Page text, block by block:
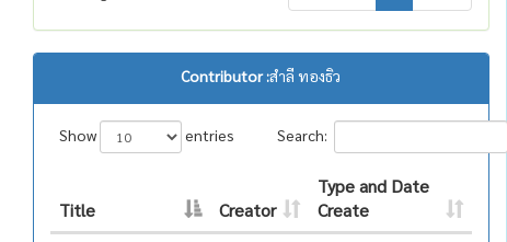
Contributor :สำลี ทองธิว
Show entries Search:
Title Creator
Type and Date
Create